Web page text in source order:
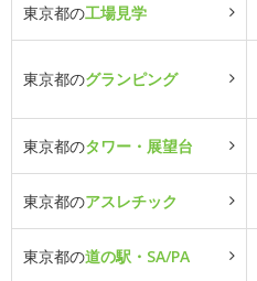
東京都の工場見学
東京都のグランピング
東京都のタワー・展望台
東京都のアスレチック
東京都の道の駅・SA/PA